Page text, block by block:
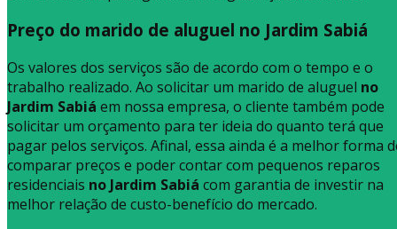
Preço do marido de aluguel no Jardim Sabiá
Os valores dos serviços são de acordo com o tempo e o
trabalho realizado. Ao solicitar um marido de aluguel no
Jardim Sabiá em nossa empresa, o cliente também pode
solicitar um orçamento para ter ideia do quanto terá que
pagar pelos serviços. Afinal, essa ainda é a melhor forma
comparar preços e poder contar com pequenos reparos
residenciais no Jardim Sabiá com garantia de investir na
melhor relação de custo-benefício do mercado.